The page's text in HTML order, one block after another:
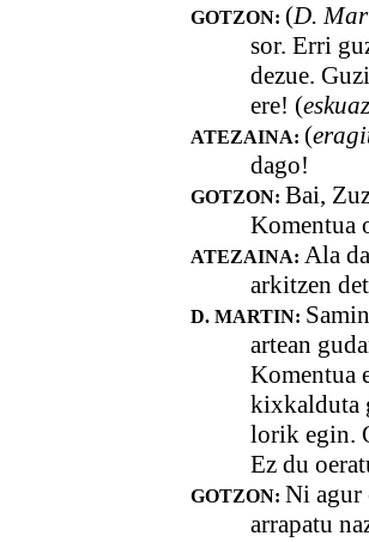
GOTZON: (D.
sor. Erri
dezue.
ere! (
ATEZAINA: (
dago!
GOTZON: Bai,
Komentua
ATEZAINA: Ala
arkitzen
D. MARTIN:
artean
Komentua
kixkalduta
lorik egin.
Ez du
GOTZON: Ni agur
arrapatu